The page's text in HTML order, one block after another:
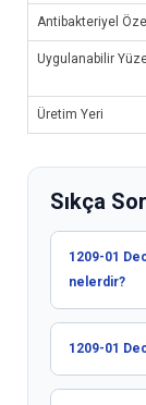
Antibakteriyel
Uygulanabilir
Üretim Yeri
Sıkça
1209-01
nelerdir?
1209-01